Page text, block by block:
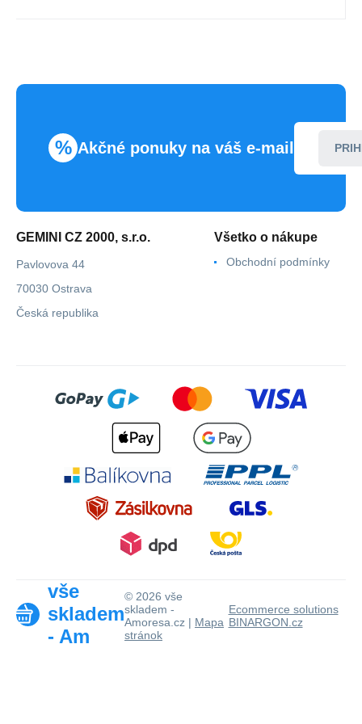
% Akčné ponuky na váš e-mail
GEMINI CZ 2000, s.r.o.
Pavlovova 44
70030 Ostrava
Česká republika
Všetko o nákupe
Obchodní podmínky
vše
skladem
- Am
© 2026 vše
skladem -
Amoresa.cz | Mapa
stránok
Ecommerce solutions
BINARGON.cz